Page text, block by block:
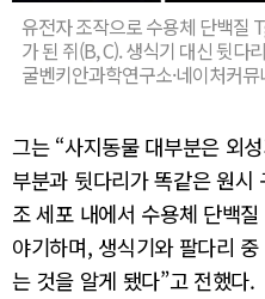
유전자 조작으로 수용체 단백질
가 된 쥐(B, C). 생식기 대신 뒷다
굴벤키안과학연구소·네이처커
그는 “사지동물 대부분은 외
부분과 뒷다리가 똑같은 원시
조 세포 내에서 수용체 단백
야기하며, 생식기와 팔다리
는 것을 알게 됐다”고 전했다.